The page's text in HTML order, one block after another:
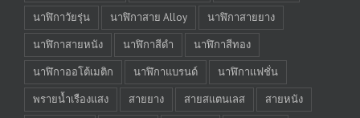
นาฬิกาวัยรุ่น
นาฬิกาสาย Alloy
นาฬิกาสายยาง
นาฬิกาสายหนัง
นาฬิกาสีดำ
นาฬิกาสีทอง
นาฬิกาออโต้เมติก
นาฬิกาแบรนด์
นาฬิกาแฟชั่น
พรายน้ำเรืองแสง
สายยาง สายสแตนเลส
สายหนัง